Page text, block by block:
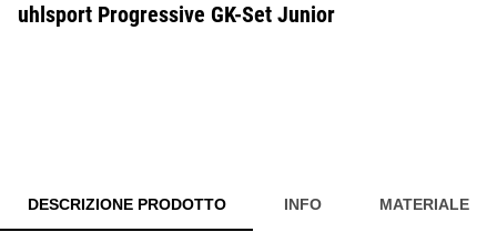
uhlsport Progressive GK-Set Junior
DESCRIZIONE PRODOTTO INFO MATERIALE